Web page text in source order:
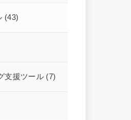
(43)
支援ツール (7)